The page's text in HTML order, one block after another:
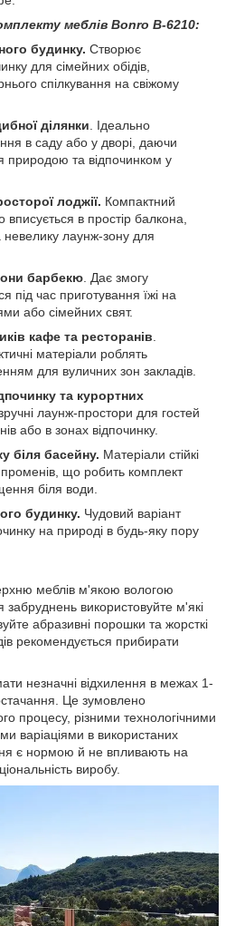
меблів Bonro B-6210:
будинку. Створює
для сімейних обідів,
спілкування на свіжому
ділянки . Ідеально
в саду або у дворі, даючи
природою та відпочинком у
лоджії. Компактний
вписується в простір балкона,
лаунж-зону для
барбекю . Дає змогу
під час приготування їжі на
або сімейних свят.
кафе та ресторанів
матеріали роблять
для вуличних зон закладів.
та курортних
лаунж-простори для гостей
або в зонах відпочинку.
біля басейну. Матеріали стійкі
що робить комплект
біля води.
будинку. Чудовий варіант
на природі в будь-яку пору
меблів м'якою вологою
використовуйте м'які
абразивні порошки та жорсткі
рекомендується прибирати
незначні відхилення в межах 1-
Це зумовлено
процесу, різними технологічними
варіаціями в використаних
є нормою й не впливають на
виробу.